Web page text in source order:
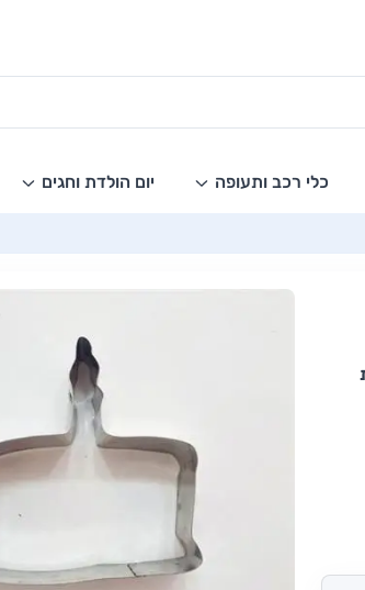
כלי רכב ותעופה יום הולדת וחגים